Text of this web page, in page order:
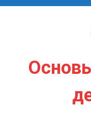
Перейти к содержимому